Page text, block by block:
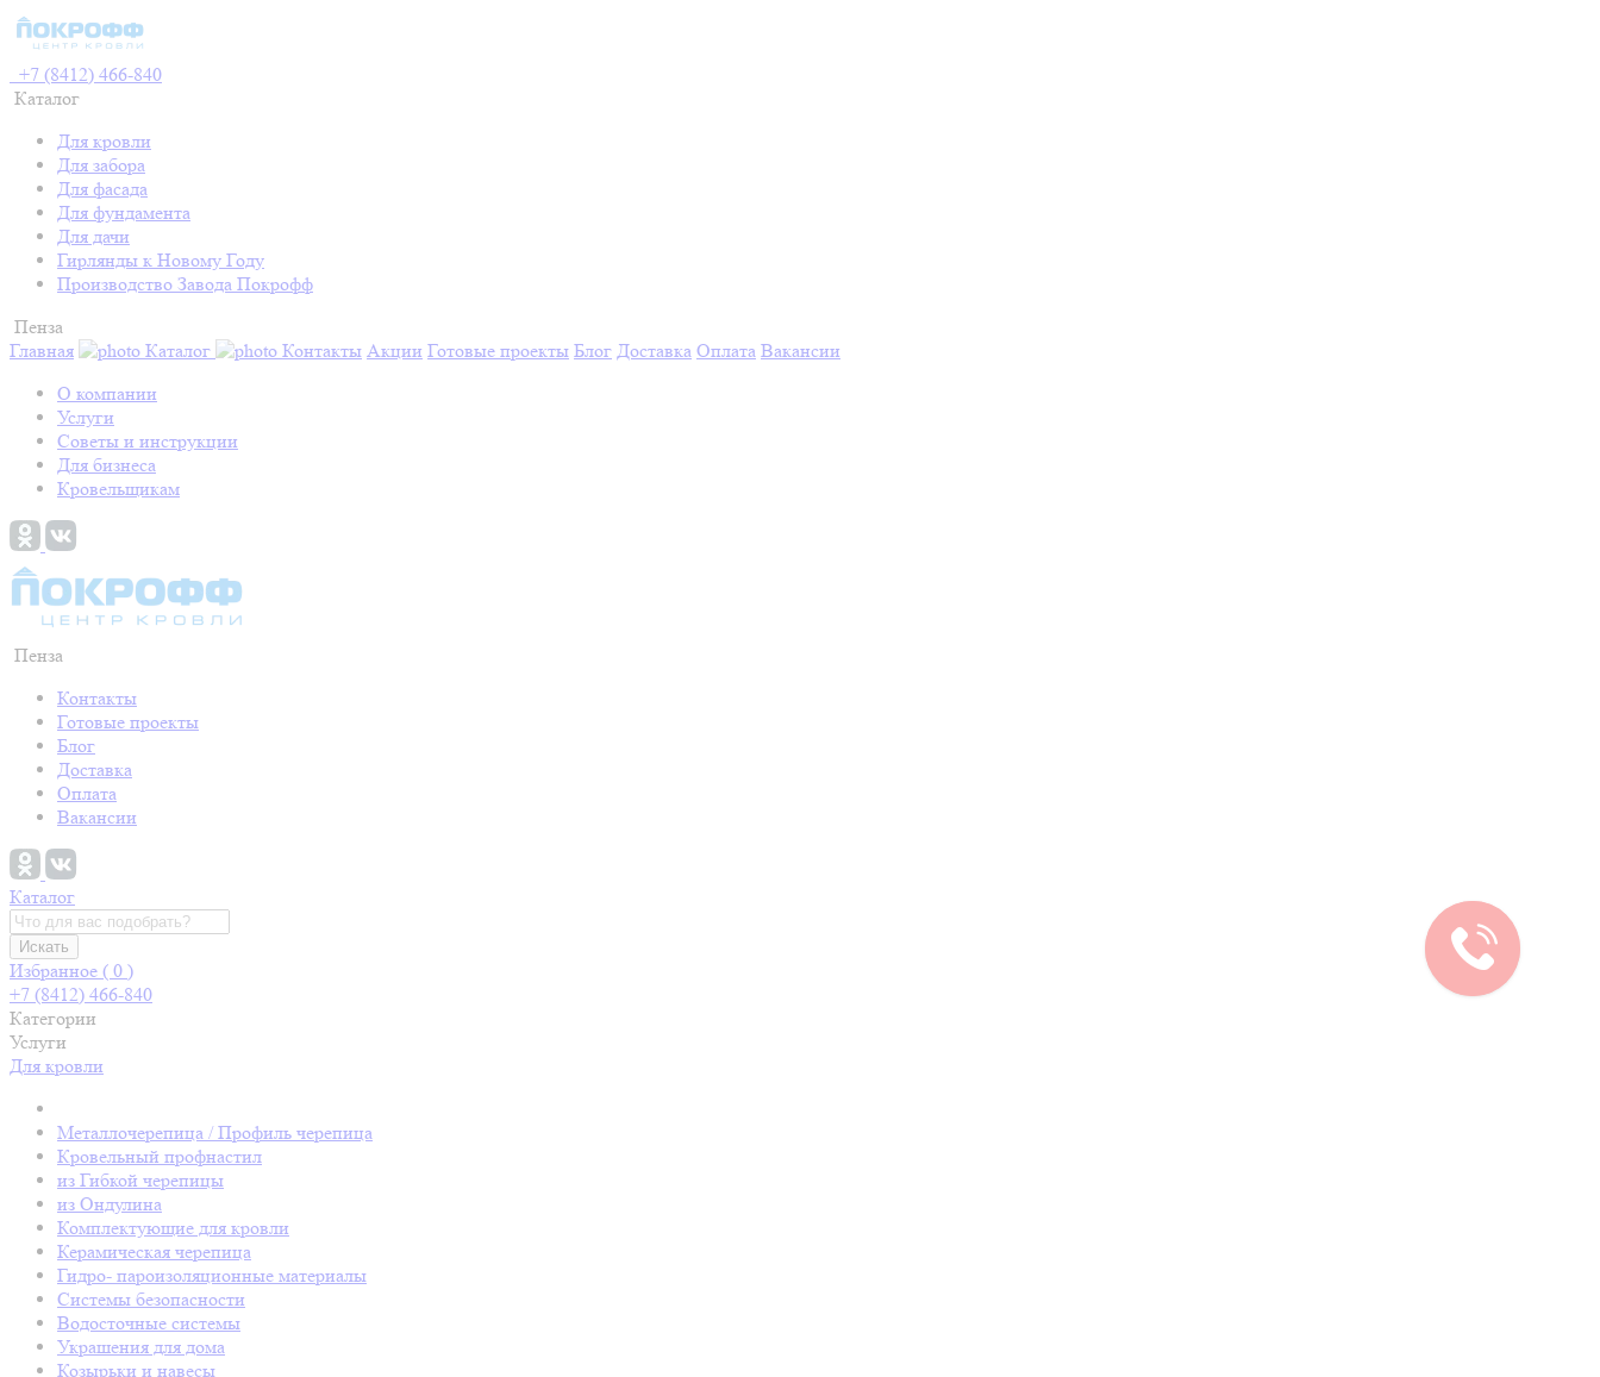
+7 (8412) 466-840
Каталог
Для кровли
Для забора
Для фасада
Для фундамента
Для дачи
Гирлянды к Новому Году
Производство Завода Покрофф
Пенза
Главная
Каталог Контакты Акции Готовые проекты Блог Доставка Оплата Вакансии
О компании
Услуги
Советы и инструкции
Для бизнеса
Кровельщикам
Пенза
Контакты
Готовые проекты
Блог
Доставка
Оплата
Вакансии
Каталог
Искать
Избранное ( 0 )
+7 (8412) 466-840
Категории
Услуги
Для кровли
Металлочерепица / Профиль черепица
Кровельный профнастил
из Гибкой черепицы
из Ондулина
Комплектующие для кровли
Керамическая черепица
Гидро- пароизоляционные материалы
Системы безопасности
Водосточные системы
Украшения для дома
Козырьки и навесы